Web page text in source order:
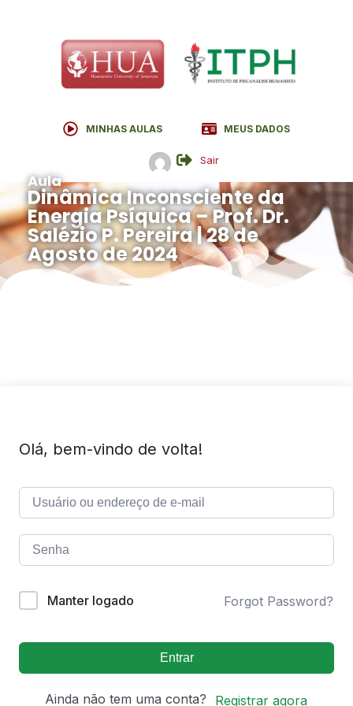
MINHAS AULAS MEUS DADOS
Sair
Aula
Dinâmica Inconsciente da
Energia Psíquica – Prof. Dr.
Salézio P. Pereira | 28 de
Agosto de 2024
Olá, bem-vindo de volta!
Manter logado Forgot Password?
Entrar
Ainda não tem uma conta? Registrar agora